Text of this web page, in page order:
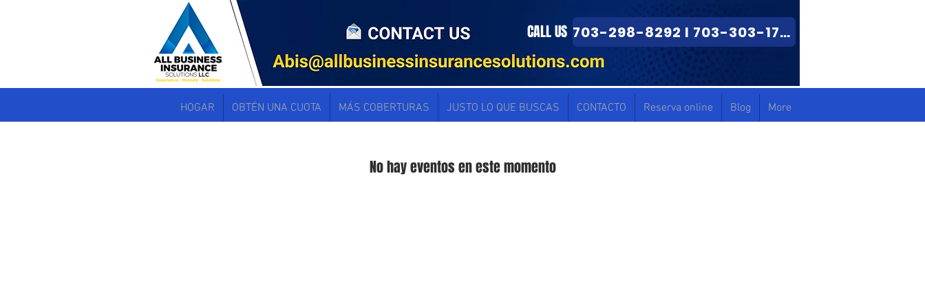
703-298-8292 I 703-303-1714
CALL US
HOGAR OBTÉN UNA CUOTA MÁS COBERTURAS JUSTO LO QUE BUSCAS CONTACTO Reserva online Blog More
No hay eventos en este momento